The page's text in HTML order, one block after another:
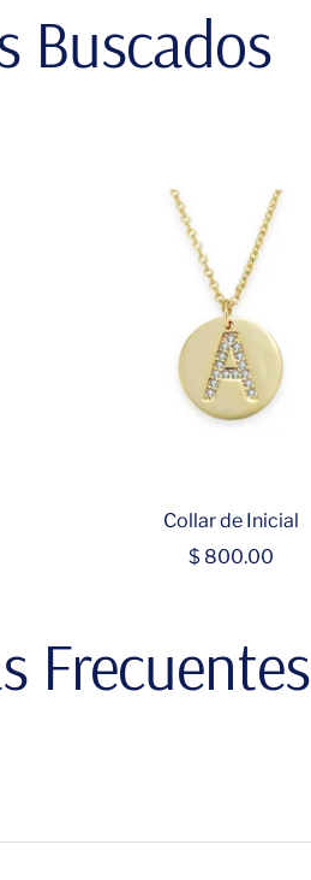
Buscados
Collar de Inicial
Precio
$ 800.00
Frecuentes